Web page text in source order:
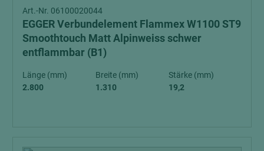
Art.-Nr. 06100020044
EGGER Verbundelement Flammex W1100 ST9
Smoothtouch Matt Alpinweiss schwer
entflammbar (B1)
Länge (mm)
2.800
Breite (mm)
1.310
Stärke (mm)
19,2